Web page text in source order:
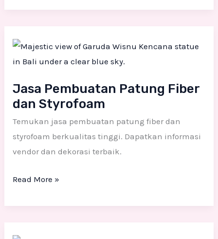
Jasa Pembuatan Patung Fiber
dan Styrofoam
Temukan jasa pembuatan patung fiber dan
styrofoam berkualitas tinggi. Dapatkan informasi
vendor dan dekorasi terbaik.
Pembuatan
Patung
dan
Styrofoam
Read More »